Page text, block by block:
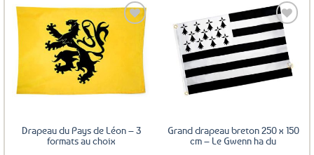
Drapeau du Pays de Léon – 3
formats au choix
Ajouter
aux
favoris
Grand drapeau breton 250 x 150
cm – Le Gwenn ha du